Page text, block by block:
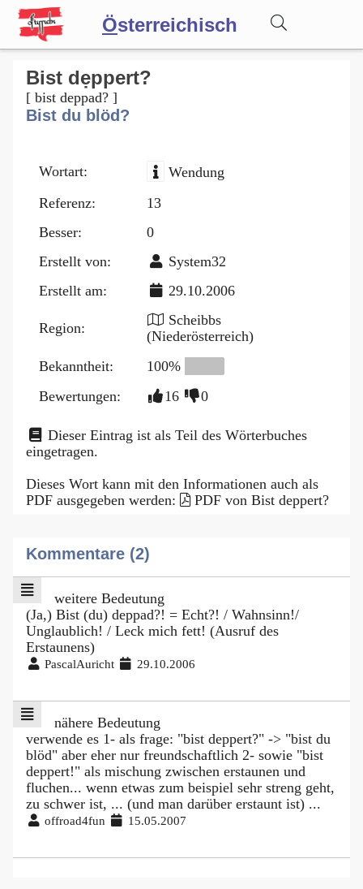
Österreichisch
Wörterbuch
Forum
Blog
Bist dẹppert?
[ bist deppad? ]
Bist du blöd?
Wortart:
Wendung
Referenz:
13
Besser:
0
Erstellt von:
System32
Erstellt am:
29.10.2006
Region:
Scheibbs
(Niederösterreich)
Bekanntheit:
100%
Bewertungen:
16 0
Dieser Eintrag ist als Teil des Wörterbuches
eingetragen.
Dieses Wort kann mit den Informationen auch als
PDF ausgegeben werden:
PDF von Bist deppert?
Kommentare (2)
weitere Bedeutung
(Ja,) Bist (du) deppad?! = Echt?! / Wahnsinn!/
Unglaublich! / Leck mich fett! (Ausruf des
Erstaunens)
PascalAuricht 29.10.2006
nähere Bedeutung
verwende es 1- als frage: "bist deppert?" -> "bist du
blöd" aber eher nur freundschaftlich 2- sowie "bist
deppert!" als mischung zwischen erstaunen und
fluchen... wenn etwas zum beispiel sehr streng geht,
zu schwer ist, ... (und man darüber erstaunt ist) ...
offroad4fun 15.05.2007